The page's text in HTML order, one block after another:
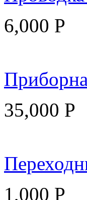
6,000 Р
35,000 Р
1,000 Р